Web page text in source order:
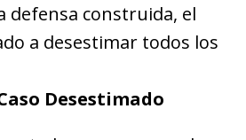
defensa construida, el
a desestimar todos los
Desestimado